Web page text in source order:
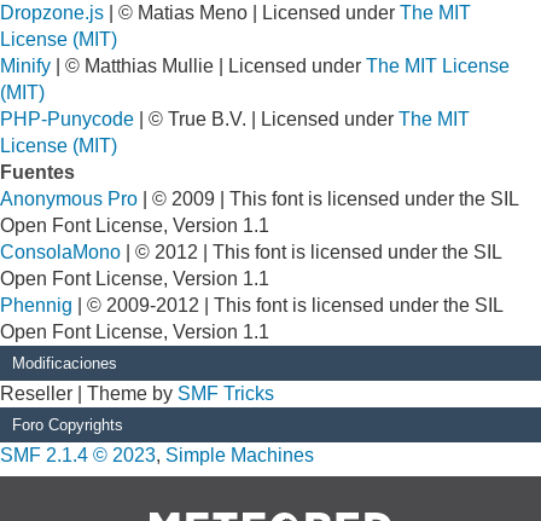
Dropzone.js | © Matias Meno | Licensed under The MIT
License (MIT)
Minify | © Matthias Mullie | Licensed under The MIT License
(MIT)
PHP-Punycode | © True B.V. | Licensed under The MIT
License (MIT)
Fuentes
Anonymous Pro | © 2009 | This font is licensed under the SIL
Open Font License, Version 1.1
ConsolaMono | © 2012 | This font is licensed under the SIL
Open Font License, Version 1.1
Phennig | © 2009-2012 | This font is licensed under the SIL
Open Font License, Version 1.1
Modificaciones
Reseller | Theme by SMF Tricks
Foro Copyrights
SMF 2.1.4 © 2023, Simple Machines